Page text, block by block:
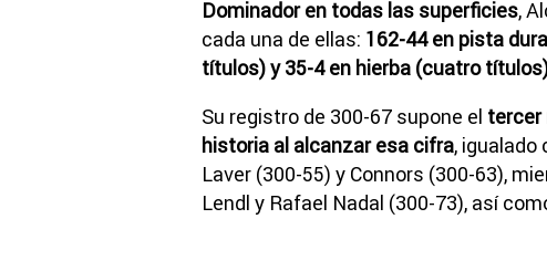
Dominador en todas las superficies,
cada una de ellas: 162-44 en pista
títulos) y 35-4 en hierba (cuatro
Su registro de 300-67 supone el tercer
historia al alcanzar esa cifra, igualado
Laver (300-55) y Connors (300-63),
Lendl y Rafael Nadal (300-73), así